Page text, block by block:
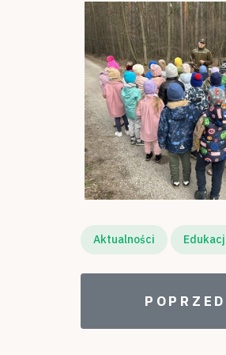
Aktualności